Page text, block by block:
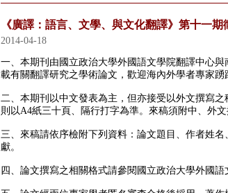
《廣譯：語言、文學、與文化翻譯》第十一期
2014-04-18
一、本期刊由國立政治大學外國語文學院翻譯中心
載有關翻譯研究之學術論文，歡迎海內外學者專家踴
二、本期刊以中文發表為主，但亦接受以外文撰寫
則以A4紙三十頁、隔行打字為準。來稿須附中、外
三、來稿請依序檢附下列資料：論文題目、作者姓
獻。
四、論文撰寫之相關格式請參閱國立政治大學外國語